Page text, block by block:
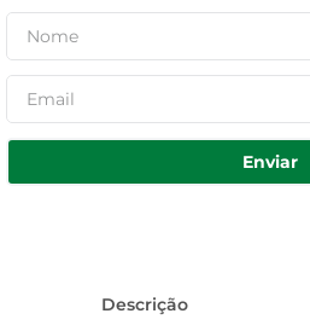
Enviar
Descrição